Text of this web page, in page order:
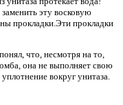
эту восковую
прокладки.Эти прокладки
что, несмотря на то,
она не выполняет свою
вокруг унитаза.